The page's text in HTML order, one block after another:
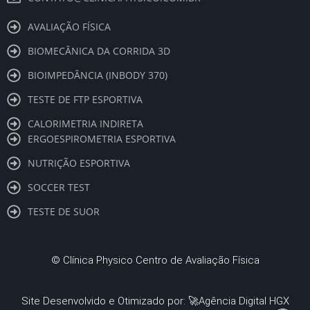
AVALIAÇÃO FÍSICA
BIOMECÂNICA DA CORRIDA 3D
BIOIMPEDÂNCIA (INBODY 370)
TESTE DE FTP ESPORTIVA
CALORIMETRIA INDIRETA
ERGOESPIROMETRIA ESPORTIVA
NUTRIÇÃO ESPORTIVA
SOCCER TEST
TESTE DE SUOR
© Clínica Physico Centro de Avaliação Física
Site Desenvolvido e Otimizado por: 🚀Agência Digital HGX